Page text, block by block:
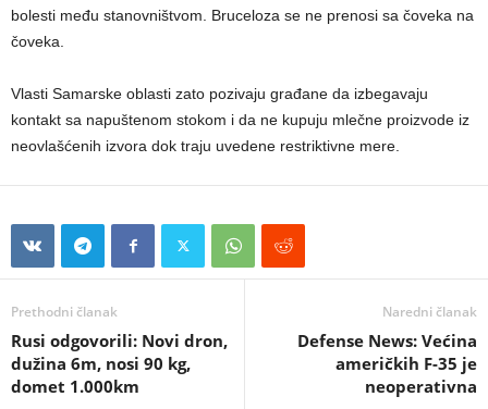
bolesti među stanovništvom. Bruceloza se ne prenosi sa čoveka na
čoveka.
Vlasti Samarske oblasti zato pozivaju građane da izbegavaju
kontakt sa napuštenom stokom i da ne kupuju mlečne proizvode iz
neovlašćenih izvora dok traju uvedene restriktivne mere.
Prethodni članak
Rusi odgovorili: Novi dron,
dužina 6m, nosi 90 kg,
domet 1.000km
Naredni članak
Defense News: Većina
američkih F-35 je
neoperativna